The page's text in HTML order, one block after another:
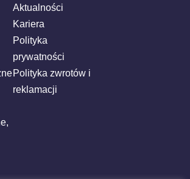
Aktualności
Kariera
Polityka
prywatności
Polityka zwrotów i
reklamacji